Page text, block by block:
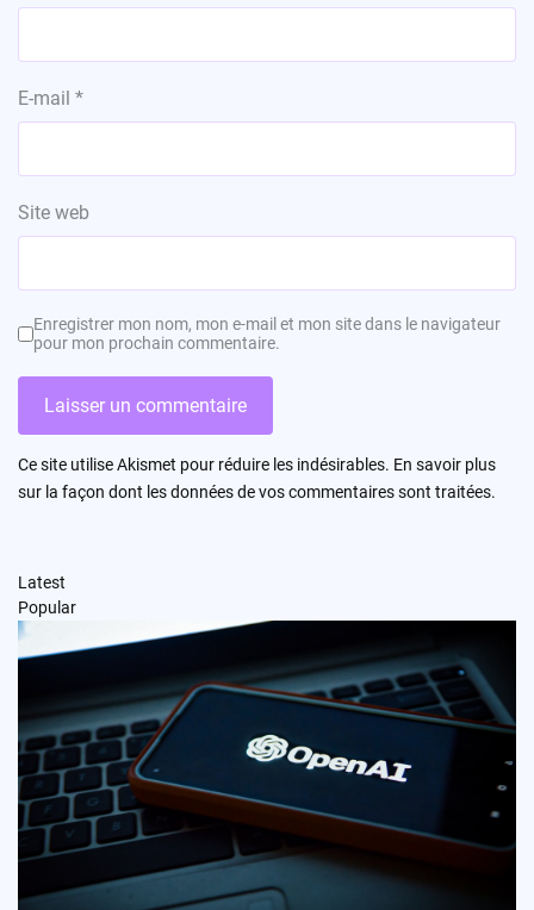
E-mail *
Site web
Enregistrer mon nom, mon e-mail et mon site dans le navigateur
pour mon prochain commentaire.
Ce site utilise Akismet pour réduire les indésirables. En savoir plus
sur la façon dont les données de vos commentaires sont traitées.
Latest
Popular